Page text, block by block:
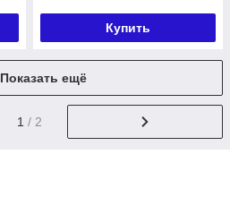
Купить
Показать ещё
1 / 2